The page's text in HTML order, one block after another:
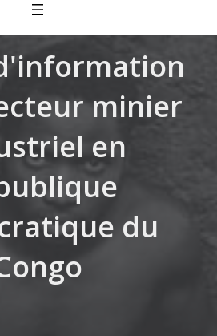
minier
en
du